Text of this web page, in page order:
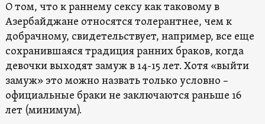
О том, что к раннему сексу как таковому в
Азербайджане относятся толерантнее, чем к
добрачному, свидетельствует, например, все еще
сохранившаяся традиция ранних браков, когда
девочки выходят замуж в 14-15 лет. Хотя «выйти
замуж» это можно назвать только условно –
официальные браки не заключаются раньше 16
лет (минимум).